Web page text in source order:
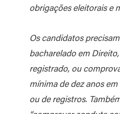
obrigações eleitorais e
Os candidatos
bacharelado em
registrado, ou
mínima de dez anos
ou de registros.